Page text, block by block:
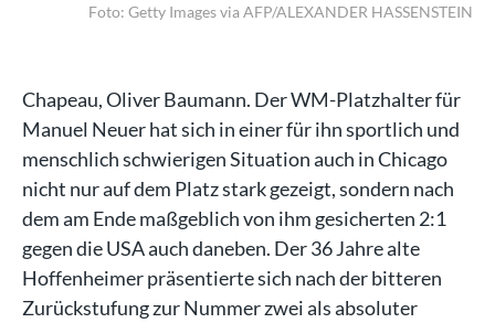
Foto: Getty Images via AFP/ALEXANDER HASSENSTEIN
Chapeau, Oliver Baumann. Der WM-Platzhalter für
Manuel Neuer hat sich in einer für ihn sportlich und
menschlich schwierigen Situation auch in Chicago
nicht nur auf dem Platz stark gezeigt, sondern nach
dem am Ende maßgeblich von ihm gesicherten 2:1
gegen die USA auch daneben. Der 36 Jahre alte
Hoffenheimer präsentierte sich nach der bitteren
Zurückstufung zur Nummer zwei als absoluter